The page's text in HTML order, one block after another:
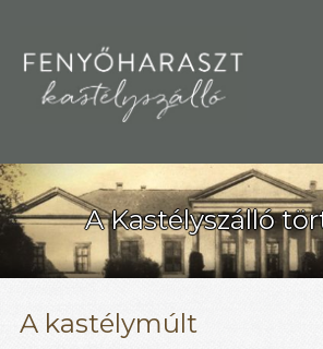
A Kastélyszálló
A kastélymúlt